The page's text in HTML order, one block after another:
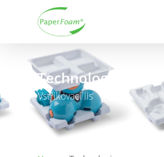
Technologie
Vstřikovací lis